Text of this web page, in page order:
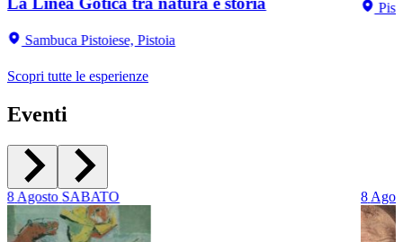
Sambuca Pistoiese, Pistoia
Scopri tutte le esperienze
Eventi
8Agosto SABATO 8